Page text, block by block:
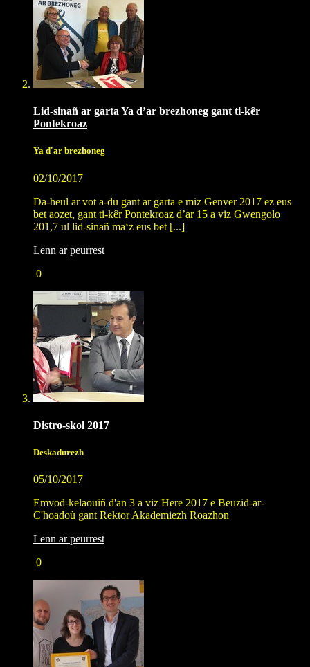
Lid-sinañ ar garta Ya d’ar brezhoneg gant ti-kêr
Pontekroaz
Ya d'ar brezhoneg
02/10/2017
Da-heul ar vot a-du gant ar garta e miz Genver 2017 ez eus
bet aozet, gant ti-kêr Pontekroaz d’ar 15 a viz Gwengolo
201,7 ul lid-sinañ ma‘z eus bet [...]
Lenn ar peurrest
0
Distro-skol 2017
Deskadurezh
05/10/2017
Emvod-kelaouiñ d'an 3 a viz Here 2017 e Beuzid-ar-
C'hoadoù gant Rektor Akademiezh Roazhon
Lenn ar peurrest
0